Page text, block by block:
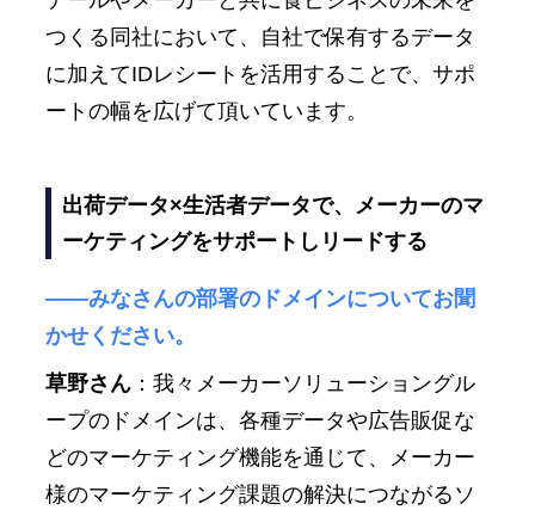
つくる同社において、自社で保有するデータ
に加えてIDレシートを活用することで、サポ
ートの幅を広げて頂いています。
出荷データ×生活者データで、メーカーのマ
ーケティングをサポートしリードする
――みなさんの部署のドメインについてお聞
かせください。
草野さん ：我々メーカーソリューショングル
ープのドメインは、各種データや広告販促な
どのマーケティング機能を通じて、メーカー
様のマーケティング課題の解決につながるソ